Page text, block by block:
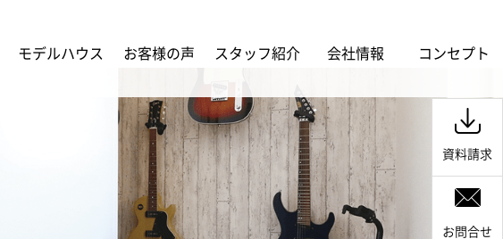
モデルハウス お客様の声 スタッフ紹介 会社情報 コンセプト
資料請求
お問合せ